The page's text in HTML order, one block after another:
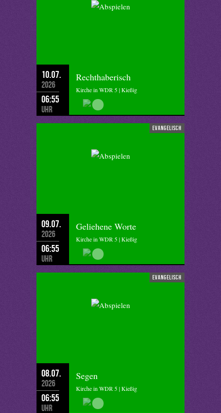
10.07.
2026
06:55
Uhr
Rechthaberisch
Kirche in WDR 5 | Kießig
evangelisch
09.07.
2026
06:55
Uhr
Geliehene Worte
Kirche in WDR 5 | Kießig
evangelisch
08.07.
2026
06:55
Uhr
Segen
Kirche in WDR 5 | Kießig